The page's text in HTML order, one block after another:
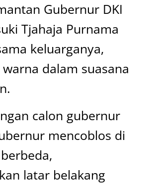
Gubernur DKI
Tjahaja Purnama
keluarganya,
dalam suasana
calon gubernur
mencoblos di
latar belakang